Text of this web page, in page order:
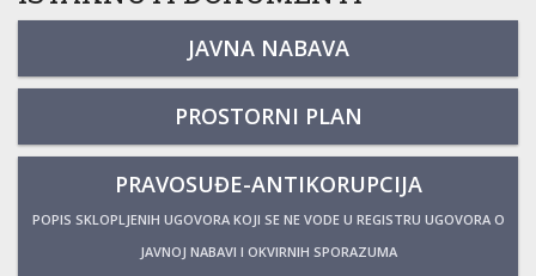
JAVNA NABAVA
PROSTORNI PLAN
PRAVOSUĐE-ANTIKORUPCIJA
POPIS SKLOPLJENIH UGOVORA KOJI SE NE VODE U REGISTRU UGOVORA O
JAVNOJ NABAVI I OKVIRNIH SPORAZUMA